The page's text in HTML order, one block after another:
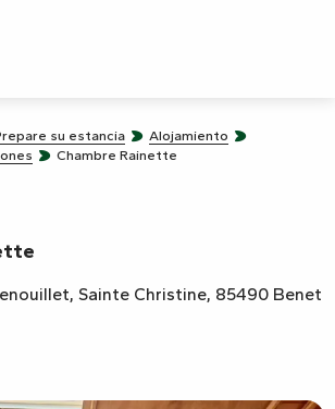
su estancia
Alojamiento
Chambre Rainette
Sainte Christine, 85490 Benet